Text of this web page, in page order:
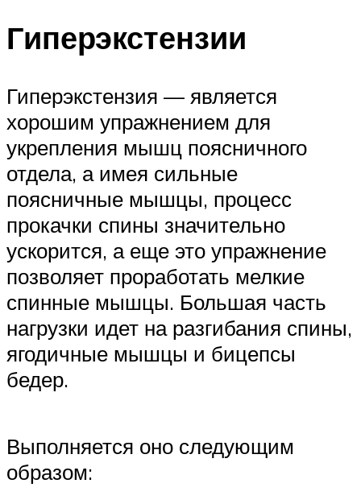
Гиперэкстензии
Гиперэкстензия — является
хорошим упражнением для
укрепления мышц поясничного
отдела, а имея сильные
поясничные мышцы, процесс
прокачки спины значительно
ускорится, а еще это упражнение
позволяет проработать мелкие
спинные мышцы. Большая часть
нагрузки идет на разгибания спины,
ягодичные мышцы и бицепсы
бедер.
Выполняется оно следующим
образом: